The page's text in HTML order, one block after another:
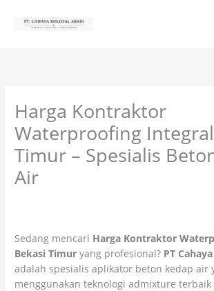
Harga Kontraktor
Waterproofing
Timur – Spesialis
Air
Sedang mencari Harga Kontraktor
Bekasi Timur yang profesional? PT
adalah spesialis aplikator beton kedap air
menggunakan teknologi admixture